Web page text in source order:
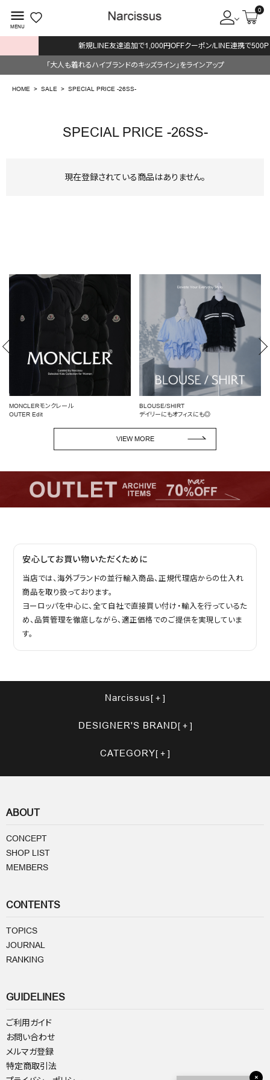
menu
MENU
0
ようこそ ゲスト 様
search
RE STOCK
COMING SOON
TOPICS
JOURNAL
INFORMATION
お問い合わせ
新規LINE友達追加で1,000円OFFクーポン/LINE連携で500P
「大人も着れるハイブランドのキッズライン」をラインアップ
×
HOME SALE SPECIAL PRICE -26SS-
SPECIAL PRICE -26SS-
現在登録されている商品はありません。
MONCLERモンクレール
OUTER Edit
BLOUSE/SHIRT
デイリーにもオフィスにも◎
VIEW MORE
安心してお買い物いただくために
当店では、海外ブランドの並行輸入商品、正規代理店からの仕入れ
商品を取り扱っております。
ヨーロッパを中心に、全て自社で直接買い付け・輸入を行っているた
め、品質管理を徹底しながら、適正価格でのご提供を実現していま
す。
Narcissus
DESIGNER'S BRAND
CATEGORY
ABOUT
CONCEPT
SHOP LIST
MEMBERS
CONTENTS
TOPICS
JOURNAL
RANKING
GUIDELINES
ご利用ガイド
お問い合わせ
メルマガ登録
特定商取引法